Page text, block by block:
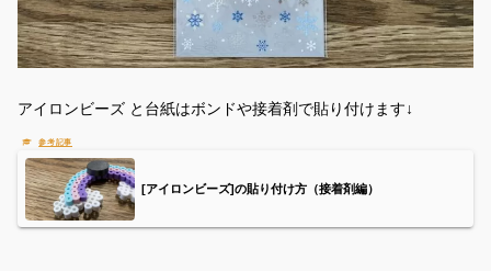
アイロンビーズ と台紙はボンドや接着剤で貼り付けます↓
[アイロンビーズ]の貼り付け方（接着剤編）